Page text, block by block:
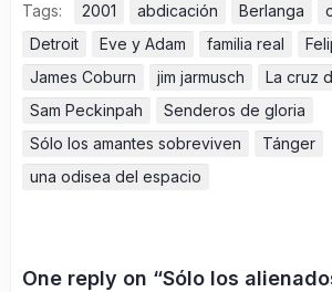
Tags: 2001 abdicación Berlanga
Detroit
Eve y Adam familia real
James Coburn
jim jarmusch
La cruz
Sam Peckinpah
Senderos de gloria
Sólo los amantes sobreviven
Tánger
una odisea del espacio
One reply on “Sólo los